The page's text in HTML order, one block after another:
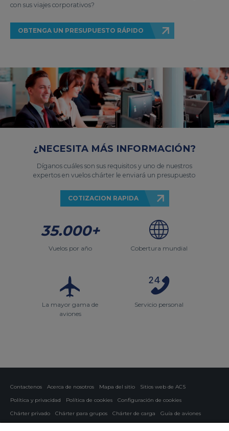
con sus viajes corporativos?
OBTENGA UN PRESUPUESTO RÁPIDO
¿NECESITA MÁS INFORMACIÓN?
Díganos cuáles son sus requisitos y uno de nuestros
expertos en vuelos chárter le enviará un presupuesto
COTIZACION RAPIDA
35.000+
Vuelos por año Cobertura mundial
La mayor gama de
aviones
Servicio personal
Contactenos Acerca de nosotros Mapa del sitio
Sitios web de ACS
Política y privacidad
Política de cookies
Configuración de cookies
Chárter privado
Chárter para grupos Chárter de carga Guía de aviones